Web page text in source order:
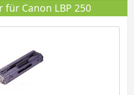
Canon LBP 250